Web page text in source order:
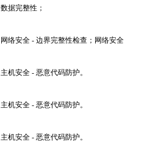
数据完整性；
网络安全 - 边界完整性检查；网络安全
主机安全 - 恶意代码防护。
主机安全 - 恶意代码防护。
主机安全 - 恶意代码防护。